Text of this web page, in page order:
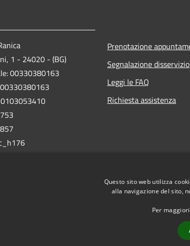
1 - 24020 - (BG)
00330380163
Prenotazione
Segnalazione disservizio
Leggi le FAQ
Richiesta assistenza
Questo sito web utilizza
alla navigazione del sito,
Per